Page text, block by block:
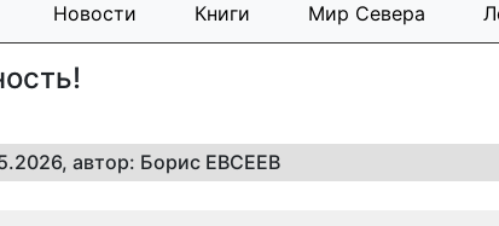
Новости Книги Мир Севера
автор: Борис ЕВСЕЕВ